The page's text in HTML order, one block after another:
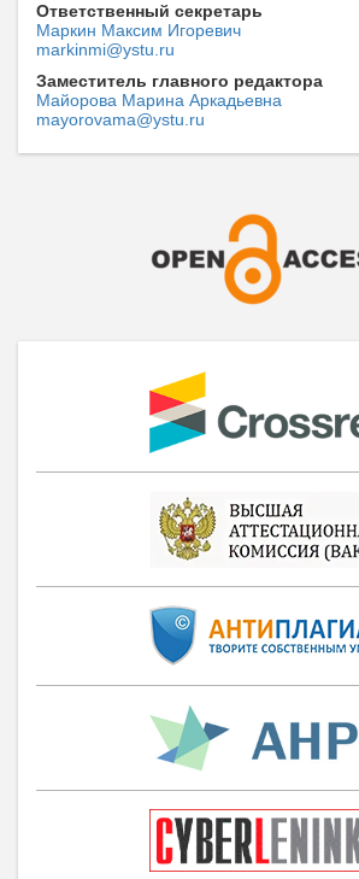
Ответственный секретарь
Маркин Максим Игоревич
markinmi@ystu.ru
Заместитель главного редактора
Майорова Марина Аркадьевна
mayorovama@ystu.ru